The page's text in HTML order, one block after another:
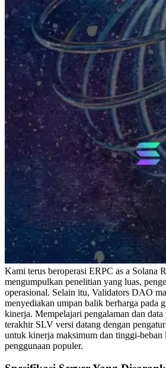
Kami terus beroperasi ERPC as a Solana
mengumpulkan penelitian yang luas,
operasional. Selain itu, Validators DAO
menyediakan umpan balik berharga pada
kinerja. Mempelajari pengalaman dan
terakhir SLV versi datang dengan
untuk kinerja maksimum dan tinggi-beban
penggunaan populer.